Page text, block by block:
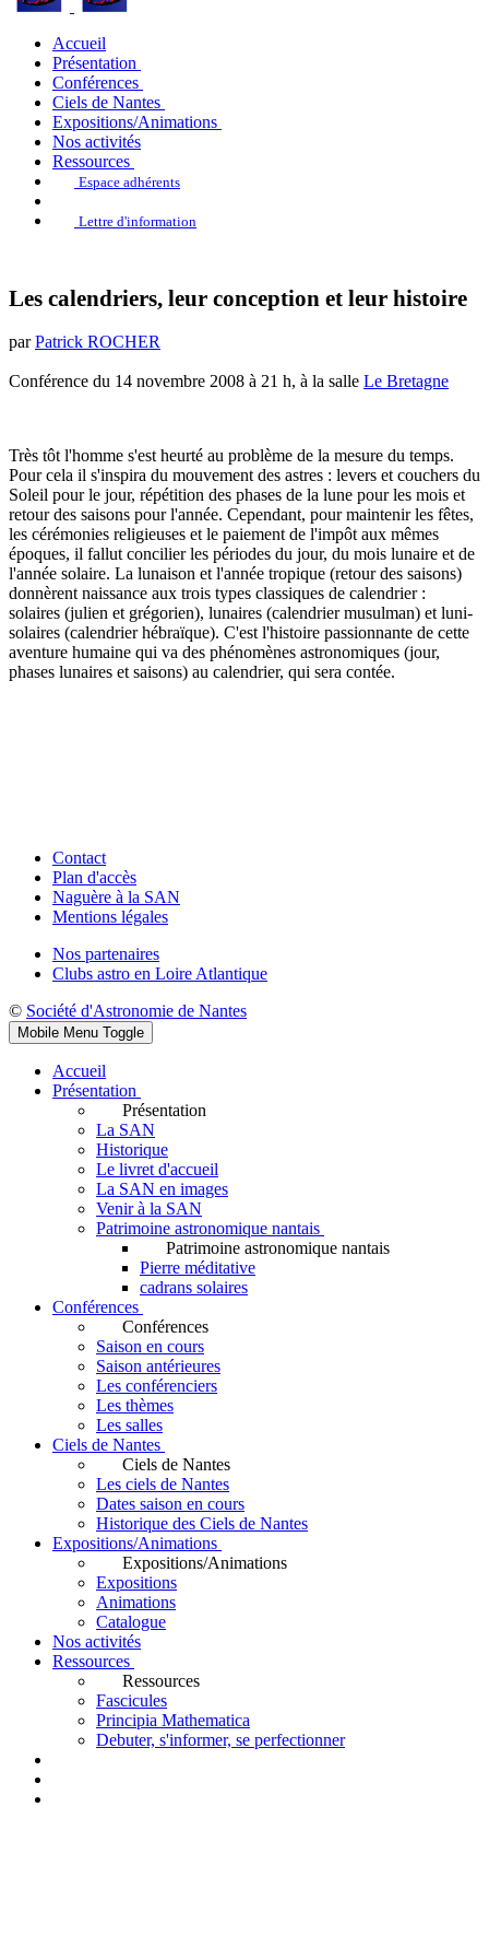
Accueil
Présentation
Conférences
Ciels de Nantes
Expositions/Animations
Nos activités
Ressources
Espace adhérents
Lettre d'information
Les calendriers, leur conception et leur histoire
parPatrick ROCHER
Conférence du 14 novembre 2008 à 21 h, à la salle Le Bretagne
Très tôt l'homme s'est heurté au problème de la mesure du temps.
Pour cela il s'inspira du mouvement des astres : levers et couchers du
Soleil pour le jour, répétition des phases de la lune pour les mois et
retour des saisons pour l'année. Cependant, pour maintenir les fêtes,
les cérémonies religieuses et le paiement de l'impôt aux mêmes
époques, il fallut concilier les périodes du jour, du mois lunaire et de
l'année solaire. La lunaison et l'année tropique (retour des saisons)
donnèrent naissance aux trois types classiques de calendrier :
solaires (julien et grégorien), lunaires (calendrier musulman) et luni-
solaires (calendrier hébraïque). C'est l'histoire passionnante de cette
aventure humaine qui va des phénomènes astronomiques (jour,
phases lunaires et saisons) au calendrier, qui sera contée.
Contact
Plan d'accès
Naguère à la SAN
Mentions légales
Nos partenaires
Clubs astro en Loire Atlantique
© Société d'Astronomie de Nantes
Mobile Menu Toggle
Accueil
Présentation
Présentation
La SAN
Historique
Le livret d'accueil
La SAN en images
Venir à la SAN
Patrimoine astronomique nantais
Patrimoine astronomique nantais
Pierre méditative
cadrans solaires
Conférences
Conférences
Saison en cours
Saison antérieures
Les conférenciers
Les thèmes
Les salles
Ciels de Nantes
Ciels de Nantes
Les ciels de Nantes
Dates saison en cours
Historique des Ciels de Nantes
Expositions/Animations
Expositions/Animations
Expositions
Animations
Catalogue
Nos activités
Ressources
Ressources
Fascicules
Principia Mathematica
Debuter, s'informer, se perfectionner